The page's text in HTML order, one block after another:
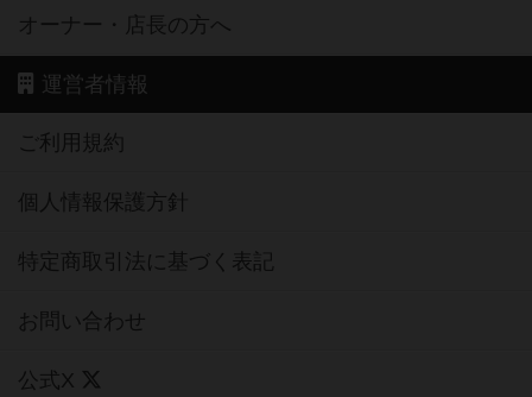
オーナー・店長の方へ
運営者情報
ご利用規約
個人情報保護方針
特定商取引法に基づく表記
お問い合わせ
公式X